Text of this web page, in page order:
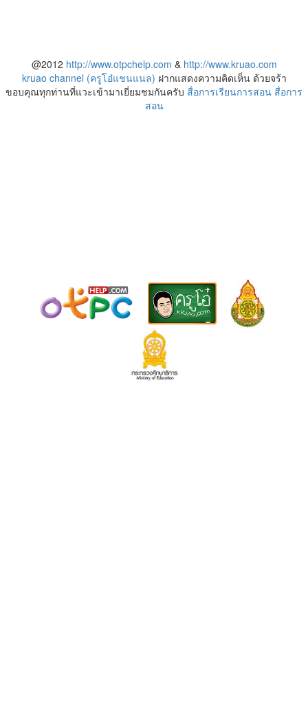
@2012 http://www.otpchelp.com & http://www.kruao.com
kruao channel (ครูโอ๋แชนแนล) ฝากแสดงความคิดเห็น ด้วยจร้า
ขอบคุณทุกท่านที่แวะเข้ามาเยี่ยมชมกันครับ สื่อการเรียนการสอน สื่อการ
สอน